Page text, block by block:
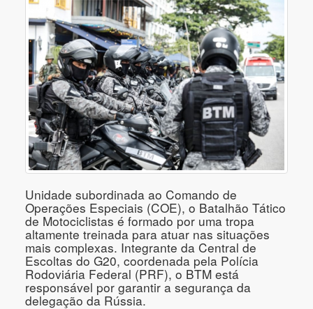
Unidade subordinada ao Comando de
Operações Especiais (COE), o Batalhão Tático
de Motociclistas é formado por uma tropa
altamente treinada para atuar nas situações
mais complexas. Integrante da Central de
Escoltas do G20, coordenada pela Polícia
Rodoviária Federal (PRF), o BTM está
responsável por garantir a segurança da
delegação da Rússia.